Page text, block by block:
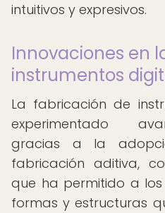
intuitivos y expresivos.
Innovaciones en
instrumentos
La fabricación de
experimentado
gracias a la
fabricación aditiva,
que ha permitido a
formas y estructuras